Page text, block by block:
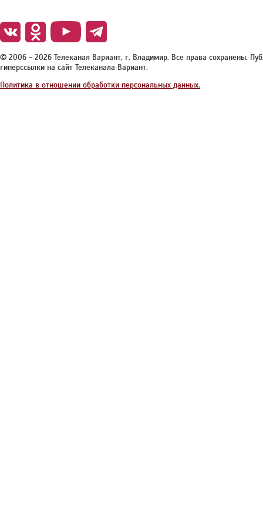
© 2006 - 2026 Телеканал Вариант, г. Владимир. Все права сохранены.
гиперссылки на сайт Телеканала Вариант.
Политика в отношении обработки персональных данных.